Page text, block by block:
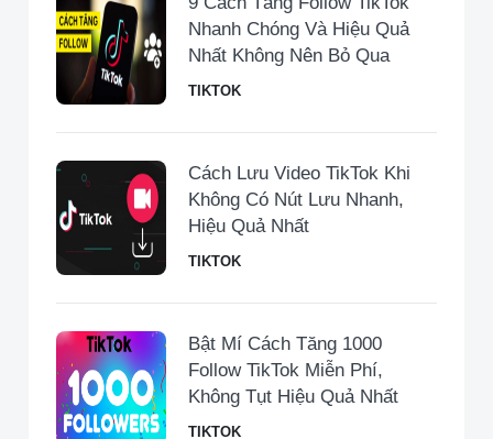
Nhanh Chóng Và Hiệu Quả
Nhất Không Nên Bỏ Qua
TIKTOK
Cách Lưu Video TikTok Khi
Không Có Nút Lưu Nhanh,
Hiệu Quả Nhất
TIKTOK
Bật Mí Cách Tăng 1000
Follow TikTok Miễn Phí,
Không Tụt Hiệu Quả Nhất
TIKTOK